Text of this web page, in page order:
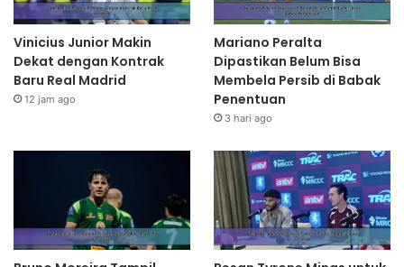
Vinicius Junior Makin
Dekat dengan Kontrak
Baru Real Madrid
12 jam ago
Mariano Peralta
Dipastikan Belum Bisa
Membela Persib di Babak
Penentuan
3 hari ago